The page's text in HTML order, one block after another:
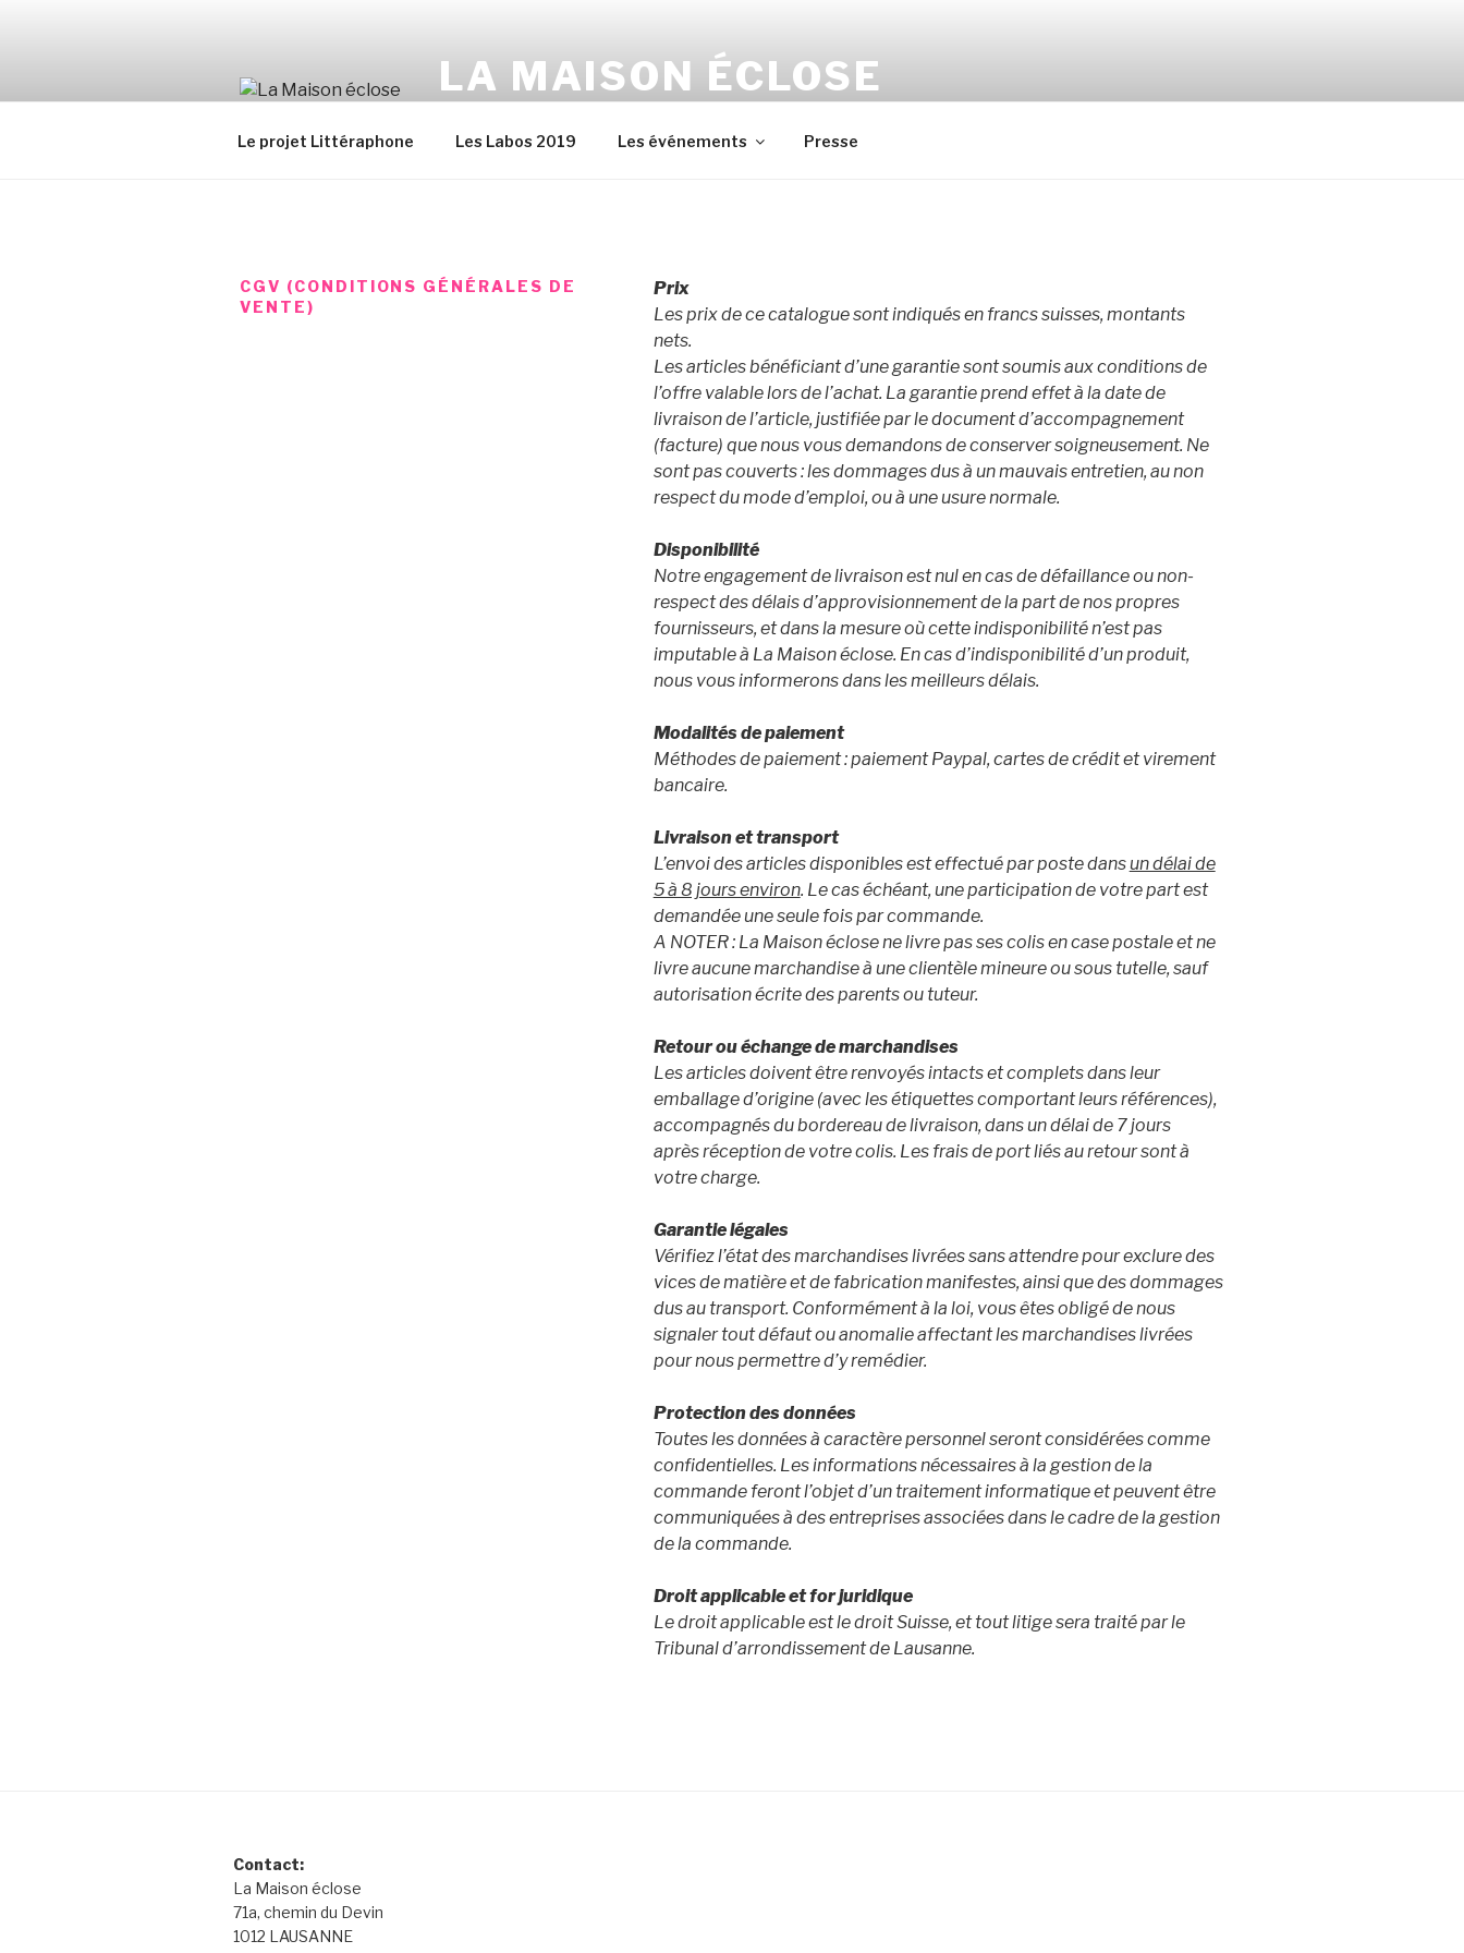
LA MAISON ÉCLOSE
Le projet Littéraphone Les Labos 2019 Les événements Presse
CGV (CONDITIONS GÉNÉRALES DE
VENTE)
Prix
Les prix de ce catalogue sont indiqués en francs suisses, montants
nets.
Les articles bénéficiant d’une garantie sont soumis aux conditions de
l’offre valable lors de l’achat. La garantie prend effet à la date de
livraison de l’article, justifiée par le document d’accompagnement
(facture) que nous vous demandons de conserver soigneusement. Ne
sont pas couverts : les dommages dus à un mauvais entretien, au non
respect du mode d’emploi, ou à une usure normale.
Disponibilité
Notre engagement de livraison est nul en cas de défaillance ou non-
respect des délais d’approvisionnement de la part de nos propres
fournisseurs, et dans la mesure où cette indisponibilité n’est pas
imputable à La Maison éclose. En cas d’indisponibilité d’un produit,
nous vous informerons dans les meilleurs délais.
Modalités de paiement
Méthodes de paiement : paiement Paypal, cartes de crédit et virement
bancaire.
Livraison et transport
L’envoi des articles disponibles est effectué par poste dansun délai de
5 à 8 jours environ. Le cas échéant, une participation de votre part est
demandée une seule fois par commande.
A NOTER : La Maison éclose ne livre pas ses colis en case postale et ne
livre aucune marchandise à une clientèle mineure ou sous tutelle, sauf
autorisation écrite des parents ou tuteur.
Retour ou échange de marchandises
Les articles doivent être renvoyés intacts et complets dans leur
emballage d’origine (avec les étiquettes comportant leurs références),
accompagnés du bordereau de livraison, dans un délai de 7 jours
après réception de votre colis. Les frais de port liés au retour sont à
votre charge.
Garantie légales
Vérifiez l’état des marchandises livrées sans attendre pour exclure des
vices de matière et de fabrication manifestes, ainsi que des dommages
dus au transport. Conformément à la loi, vous êtes obligé de nous
signaler tout défaut ou anomalie affectant les marchandises livrées
pour nous permettre d’y remédier.
Protection des données
Toutes les données à caractère personnel seront considérées comme
confidentielles. Les informations nécessaires à la gestion de la
commande feront l’objet d’un traitement informatique et peuvent être
communiquées à des entreprises associées dans le cadre de la gestion
de la commande.
Droit applicable et for juridique
Le droit applicable est le droit Suisse, et tout litige sera traité par le
Tribunal d’arrondissement de Lausanne.
Contact:
La Maison éclose
71a, chemin du Devin
1012 LAUSANNE